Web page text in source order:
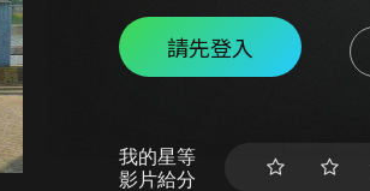
請先登入
我的星等
影片給分